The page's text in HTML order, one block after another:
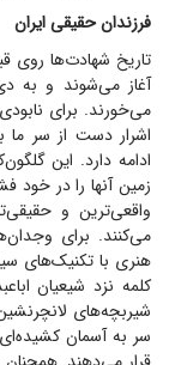
فرزندان حقیقی ایران
می‌خورند. برای
اشرار دست از سر ما
ادامه دارد. این
زمین آنها را در خود
واقعی‌ترین و
می‌کنند. برای
هنری با تکنیک‌های
کلمه نزد شیعیان
شیربچه‌های
سر به آسمان